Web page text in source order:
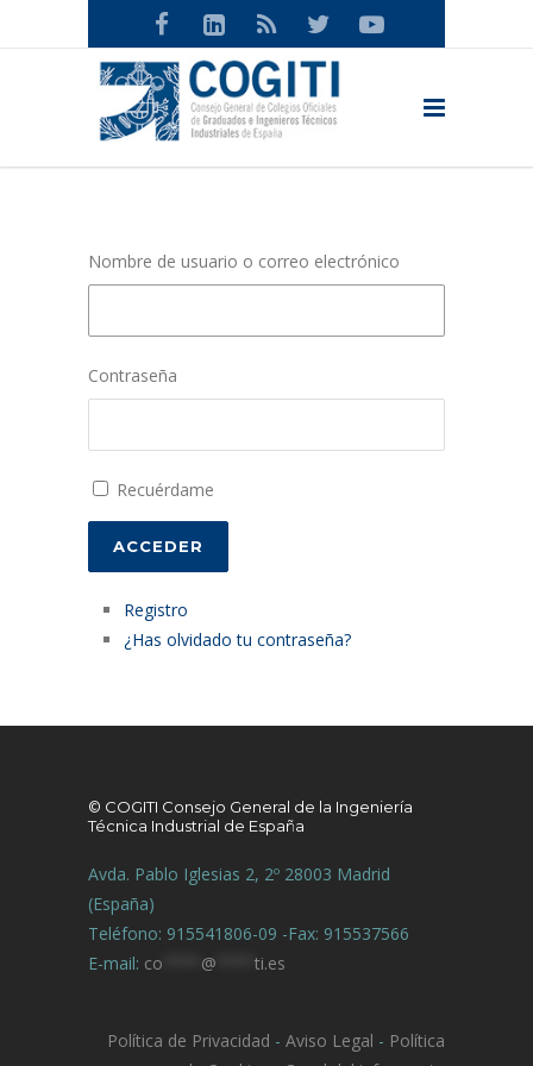
Nombre de usuario o correo electrónico
Contraseña
Recuérdame
ACCEDER
Registro
¿Has olvidado tu contraseña?
© COGITI Consejo General de la Ingeniería
Técnica Industrial de España
Avda. Pablo Iglesias 2, 2º 28003 Madrid
(España)
Teléfono: 915541806-09 -Fax: 915537566
E-mail: co @ ti.es
Política de Privacidad - Aviso Legal - Política